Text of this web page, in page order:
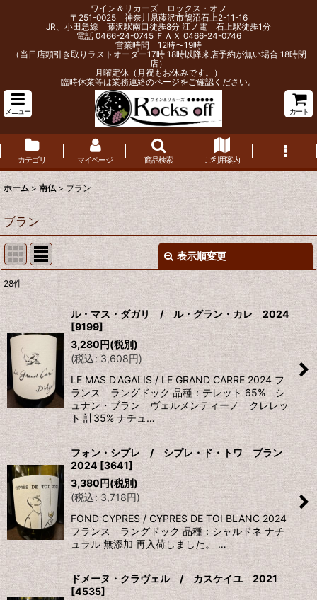
ワイン＆リカーズ ロックス・オフ
〒251-0025 神奈川県藤沢市鵠沼石上2-11-16
JR、小田急線 藤沢駅南口徒歩8分 江ノ電 石上駅徒歩1分
電話 0466-24-0745 ＦＡＸ 0466-24-0746
営業時間 12時〜19時
（当日店頭引き取りラストオーダー17時 18時以降来店予約が無い場合 18時閉
店）
月曜定休（月祝もお休みです。）
臨時休業等は業務連絡のページをご確認ください。
メニュー カート
カテゴリ マイページ 商品検索 ご利用案内
ホーム > 南仏 > ブラン
ブラン
表示順変更
表示数 :
並び順:
絞り込む
28件
ル・マス・ダガリ / ル・グラン・カレ 2024
[9199]
3,280円(税別)
(税込: 3,608円)
LE MAS D'AGALIS / LE GRAND CARRE 2024 フ
ランス ラングドック 品種：テレット 65% シ
ュナン・ブラン ヴェルメンティーノ クレレッ
ト 計35% ナチュ…
フォン・シプレ / シプレ・ド・トワ ブラン
2024 [3641]
3,380円(税別)
(税込: 3,718円)
FOND CYPRES / CYPRES DE TOI BLANC 2024
フランス ラングドック 品種：シャルドネ ナチ
ュラル 無添加 再入荷しました。 …
ドメーヌ・クラヴェル / カスケイユ 2021
[4535]